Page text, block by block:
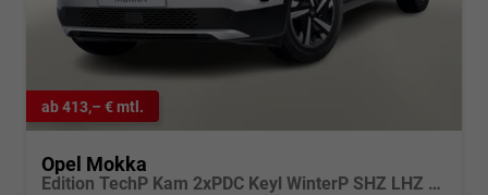
ab 413,– € mtl.
Opel Mokka
Edition TechP Kam 2xPDC Keyl WinterP SHZ LHZ Temp